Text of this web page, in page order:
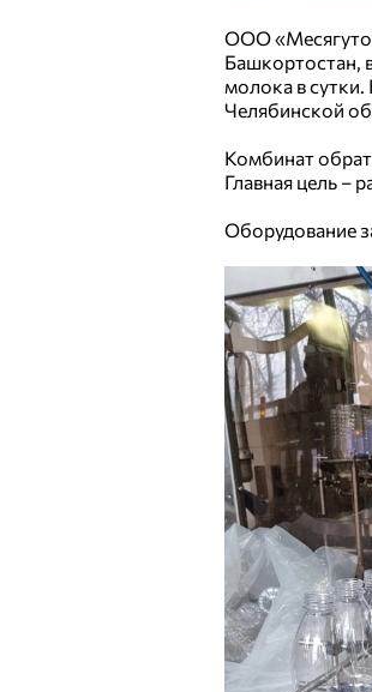
ООО
Башкортостан,
молока в
Челябинской
Комбинат
Главная цель –
Оборудование